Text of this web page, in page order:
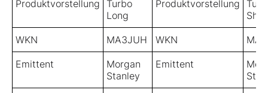
Produktvorstellung
Turbo
Long
Produktvorstellung
WKN MA3JUH WKN
Emittent
Morgan
Stanley
Emittent